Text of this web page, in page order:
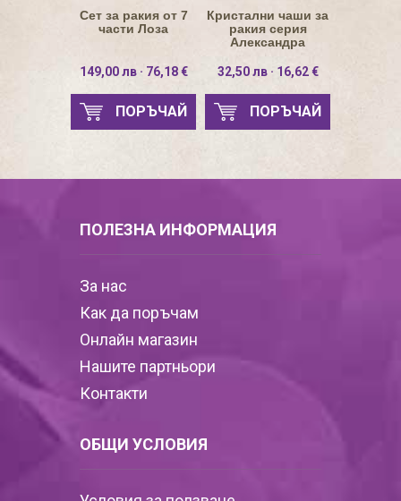
Сет за ракия от 7
части Лоза
149,00 лв · 76,18 €
ПОРЪЧАЙ
Кристални чаши за
ракия серия
Александра
32,50 лв · 16,62 €
ПОРЪЧАЙ
ПОЛЕЗНА ИНФОРМАЦИЯ
За нас
Как да поръчам
Онлайн магазин
Нашите партньори
Контакти
ОБЩИ УСЛОВИЯ